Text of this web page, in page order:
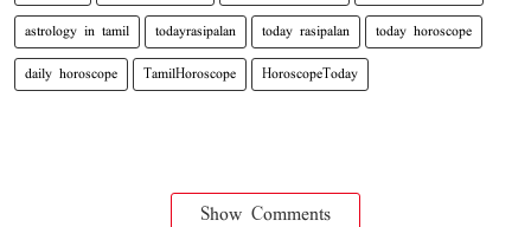
astrology in tamil todayrasipalan today rasipalan today horoscope
daily horoscope TamilHoroscope HoroscopeToday
Show Comments